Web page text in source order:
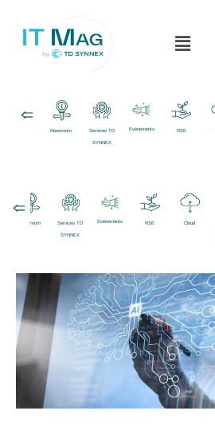
Newsroom Services TD
SYNNEX
Événements RSE
Newsroom Services TD
SYNNEX
Événements RSE Cloud